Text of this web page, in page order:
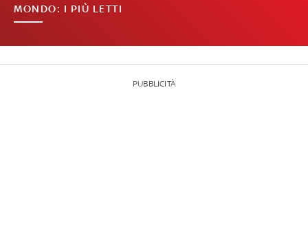
MONDO: I PIÙ LETTI
PUBBLICITÀ